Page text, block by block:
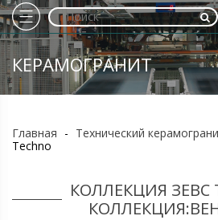
КЕРАМОГРАНИТ
Главная - Технический
Techno
КОЛЛЕКЦИЯ ЗЕВС